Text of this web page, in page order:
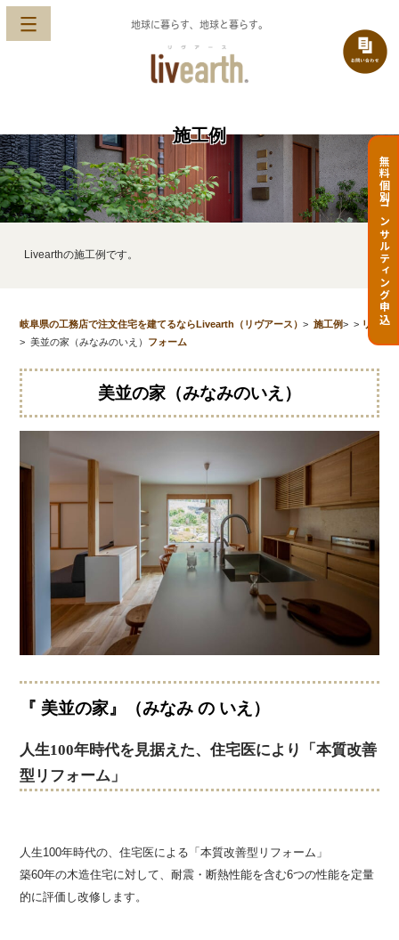
地球に暮らす、地球と暮らす。
無料個別コンサルティング申込
施工例
Livearthの施工例です。
岐阜県の工務店で注文住宅を建てるならLivearth（リヴアース）> 施工例> > リ
フォーム
> 美並の家（みなみのいえ）
美並の家（みなみのいえ）
『 美並の家』 （みなみ の いえ）
人生100年時代を見据えた、住宅医により「本質改善
型リフォーム」
人生100年時代の、住宅医による「本質改善型リフォーム」
築60年の木造住宅に対して、耐震・断熱性能を含む6つの性能を定量
的に評価し改修します。